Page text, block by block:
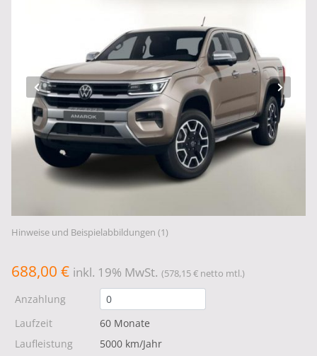
Hinweise und Beispielabbildungen (1)
688,00 € inkl. 19% MwSt. (578,15 € netto mtl.)
Anzahlung
Laufzeit
60 Monate
Laufleistung
5000 km/Jahr